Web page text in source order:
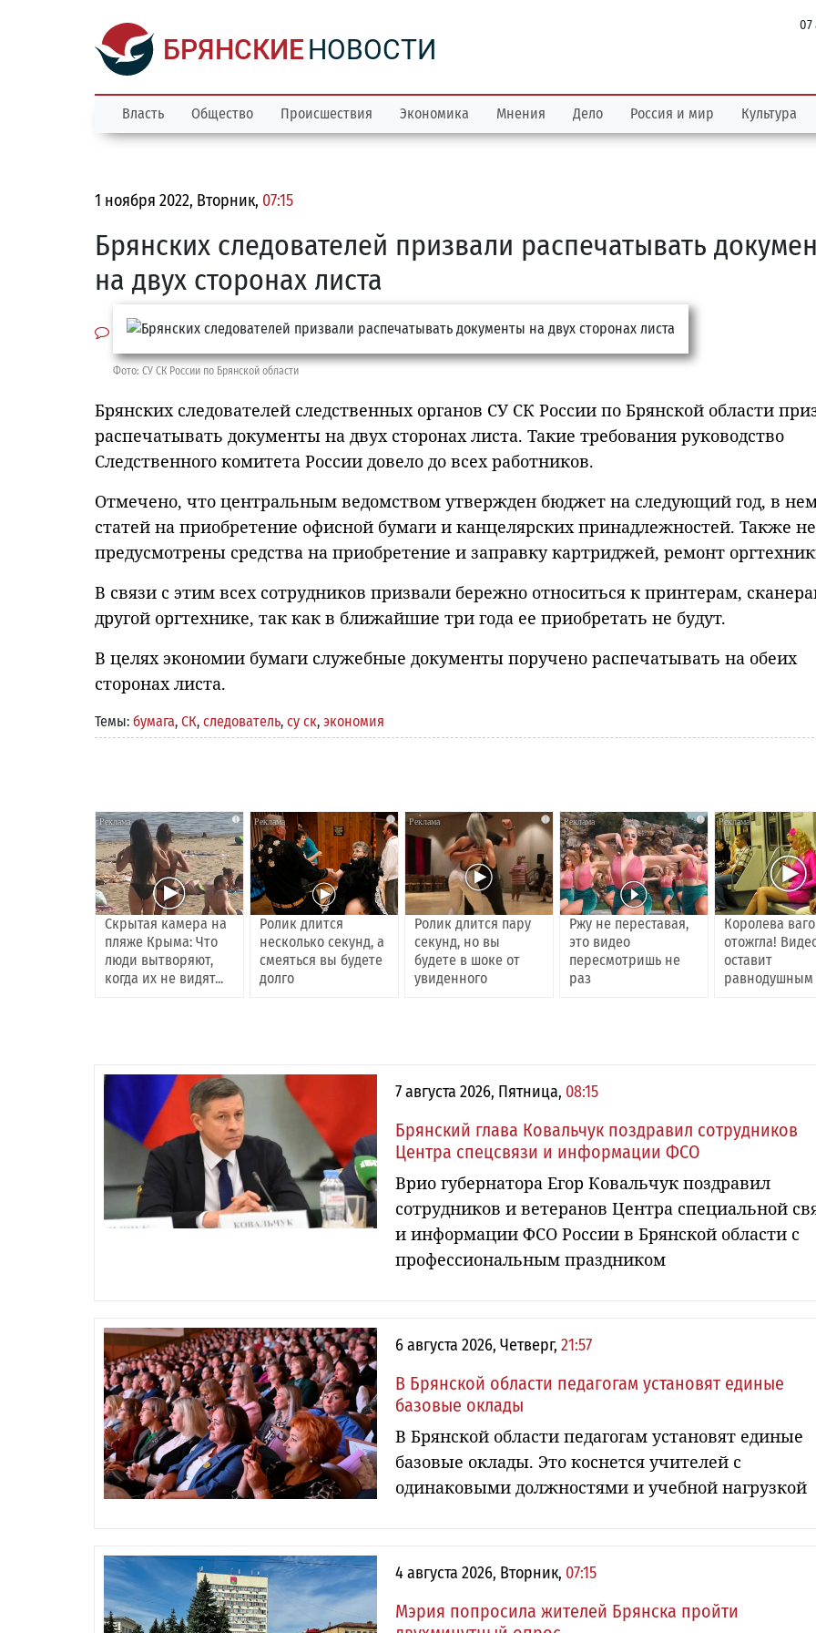
БРЯНСКИЕНОВОСТИ
07
Власть Общество Происшествия Экономика Мнения Дело Россия и мир Культура
1 ноября 2022, Вторник, 07:15
Брянских следователей призвали распечатывать
на двух сторонах листа
Фото: СУ СК России по Брянской области
Брянских следователей следственных органов СУ СК России по Брянской области
распечатывать документы на двух сторонах листа. Такие требования руководство
Следственного комитета России довело до всех работников.
Отмечено, что центральным ведомством утвержден бюджет на следующий год, в
статей на приобретение офисной бумаги и канцелярских принадлежностей. Также не
предусмотрены средства на приобретение и заправку картриджей, ремонт
В связи с этим всех сотрудников призвали бережно относиться к принтерам,
другой оргтехнике, так как в ближайшие три года ее приобретать не будут.
В целях экономии бумаги служебные документы поручено распечатывать на обеих
сторонах листа.
Темы: бумага, СК, следователь, су ск, экономия
i
Скрытая камера на
пляже Крыма: Что
люди вытворяют,
когда их не видят...
i
Ролик длится
несколько секунд, а
смеяться вы будете
долго
i
Ролик длится пару
секунд, но вы
будете в шоке от
увиденного
i
Ржу не переставая,
это видео
пересмотришь не
раз
Королева
отожгла!
оставит
равнодушным
7 августа 2026, Пятница, 08:15
Брянский глава Ковальчук поздравил сотрудников
Центра спецсвязи и информации ФСО
Врио губернатора Егор Ковальчук поздравил
сотрудников и ветеранов Центра специальной
и информации ФСО России в Брянской области с
профессиональным праздником
6 августа 2026, Четверг, 21:57
В Брянской области педагогам установят единые
базовые оклады
В Брянской области педагогам установят единые
базовые оклады. Это коснется учителей с
одинаковыми должностями и учебной нагрузкой
4 августа 2026, Вторник, 07:15
Мэрия попросила жителей Брянска пройти